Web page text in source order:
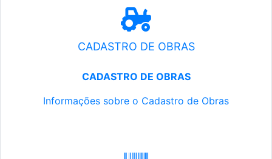
CADASTRO DE OBRAS
CADASTRO DE OBRAS
Informações sobre o Cadastro de Obras